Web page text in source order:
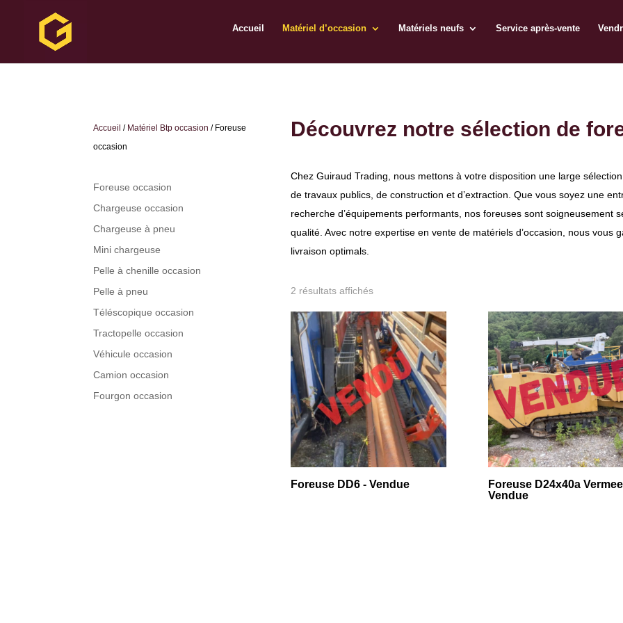
Accueil Matériel d’occasion Matériels neufs Service après-vente
Accueil / Matériel Btp occasion / Foreuse
occasion
Foreuse occasion
Chargeuse occasion
Chargeuse à pneu
Mini chargeuse
Pelle à chenille occasion
Pelle à pneu
Téléscopique occasion
Tractopelle occasion
Véhicule occasion
Camion occasion
Fourgon occasion
Découvrez notre sélection de
Chez Guiraud Trading, nous mettons à votre disposition une large
de travaux publics, de construction et d’extraction. Que vous soyez une
recherche d’équipements performants, nos foreuses sont soigneusement
qualité. Avec notre expertise en vente de matériels d’occasion, nous vous
livraison optimals.
2 résultats affichés
Foreuse DD6 - Vendue
Foreuse D24x40a
Vendue